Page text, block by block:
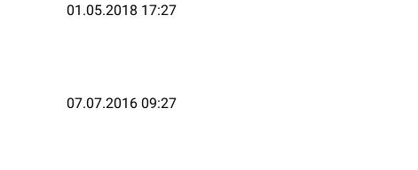
01.05.2018 17:27
07.07.2016 09:27